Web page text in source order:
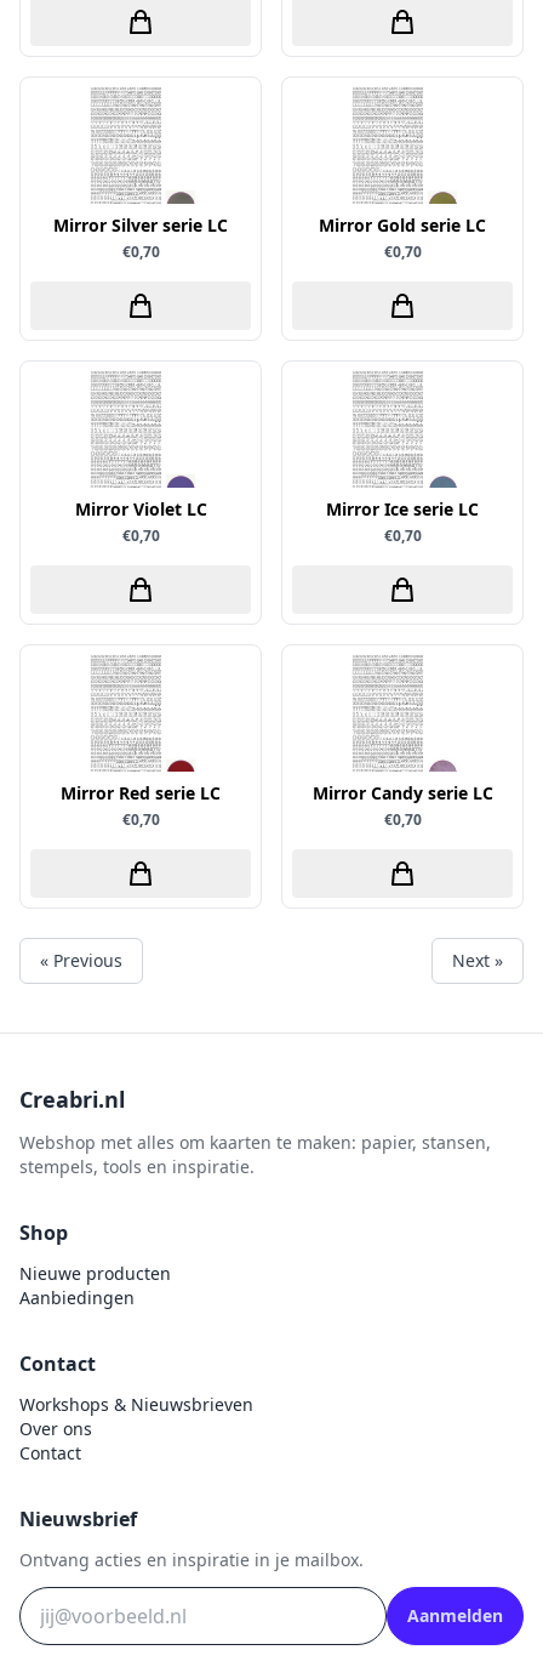
Versafine
WeR Memory
Whimsy Stamps
Wild Rose Studio's
World of Craft
Yvonne Creations
Barto Design
Collall
hobbygros
Joep by Carla
Kleurlab
Pan Pastel
Mirror Silver serie LC
€0,70
Mirror Gold serie LC
€0,70
Mirror Violet LC
€0,70
Mirror Ice serie LC
€0,70
Mirror Red serie LC
€0,70
Mirror Candy serie LC
€0,70
« Previous Next »
Creabri.nl
Webshop met alles om kaarten te maken: papier, stansen,
stempels, tools en inspiratie.
Shop
Nieuwe producten
Aanbiedingen
Contact
Workshops & Nieuwsbrieven
Over ons
Contact
Nieuwsbrief
Ontvang acties en inspiratie in je mailbox.
Aanmelden